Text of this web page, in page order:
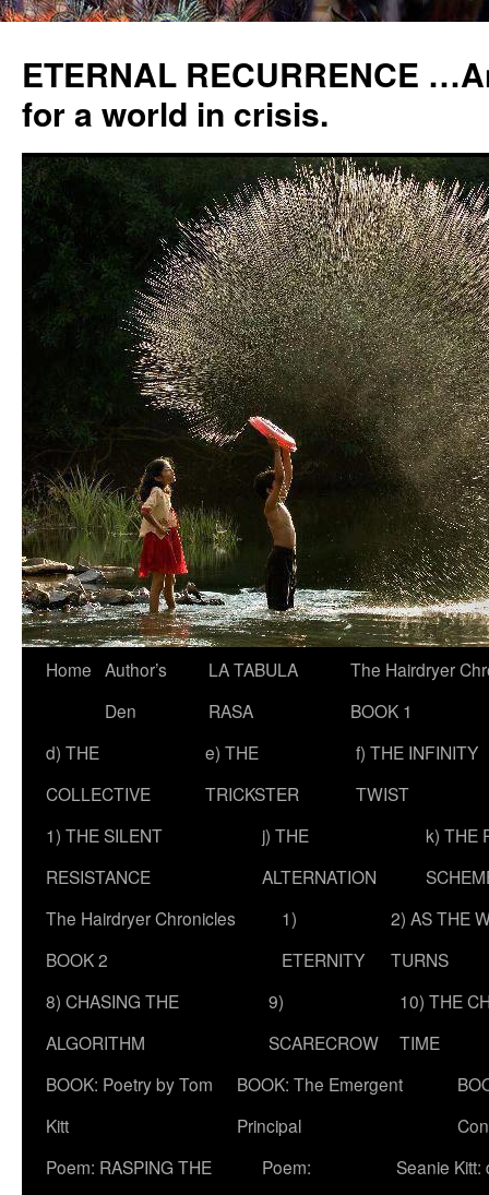
ETERNAL RECURRENCE
for a world in crisis.
Skip
content
Home Author’s
Den
LA TABULA
RASA
The Hairdryer
BOOK 1
d) THE
COLLECTIVE
e) THE
TRICKSTER
f) THE INFINITY
TWIST
1) THE SILENT
RESISTANCE
j) THE
ALTERNATION
k) THE
The Hairdryer Chronicles
BOOK 2
1)
ETERNITY
2) AS THE
TURNS
8) CHASING THE
ALGORITHM
9)
SCARECROW
10) THE
TIME
BOOK: Poetry by Tom
Kitt
BOOK: The Emergent
Principal
Poem: RASPING THE
Poem:
Seanie Kitt: